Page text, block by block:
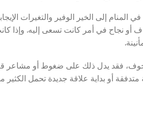
إلى الخير الوفير والتغيرات
أو نجاح في أمر كانت تسعى إليه. وإذا
فقد يدل ذلك على ضغوط أو مشاعر
أو بداية علاقة جديدة تحمل الكثير